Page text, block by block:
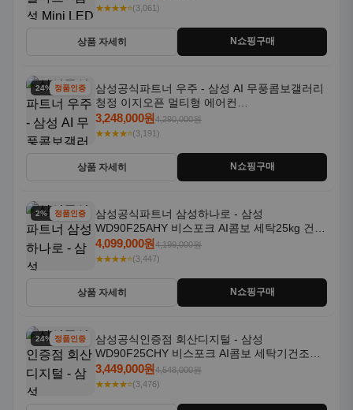
★★★★⭐(3,061)
상품 자세히 N쇼핑구매
24% 할인정품인증
삼성공식파트너 우주 - 삼성 AI 무풍콤보갤러리
청정 이지오픈 멀티형 에어컨
AF80F17D22WRS 기본설치포함
3,248,000원4,290,000원
★★★★⭐(3,191)
상품 자세히 N쇼핑구매
2% 할인정품인증
삼성공식파트너 삼성하나로 - 삼성
WD90F25AHY 비스포크 AI콤보 세탁25kg 건조
18kg 자동문열림 1등급
4,099,000원4,199,000원
★★★★⭐(3,447)
상품 자세히 N쇼핑구매
24% 할인정품인증
삼성공식인증점 회산디지털 - 삼성
WD90F25CHY 비스포크 AI콤보 세탁기건조기
일체형 25kg+18kg 1등급
3,449,000원4,548,000원
★★★★⭐(3,476)